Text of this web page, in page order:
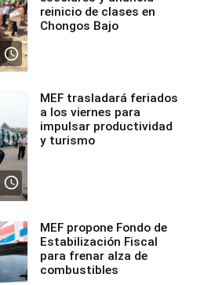
access_time
reinicio de clases en
Chongos Bajo
access_time
MEF trasladará feriados
a los viernes para
impulsar productividad
y turismo
MEF propone Fondo de
Estabilización Fiscal
para frenar alza de
combustibles